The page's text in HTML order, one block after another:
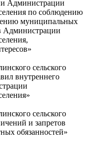
Администрации
по соблюдению
муниципальных
Администрации
сельского
внутреннего
сельского
и запретов
обязанностей»